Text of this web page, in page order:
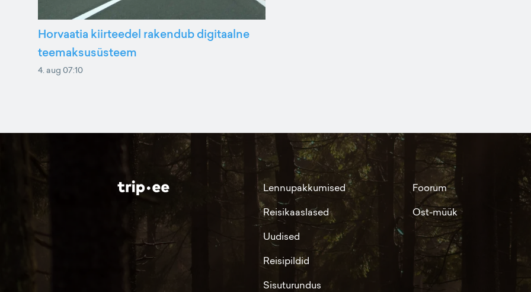
Horvaatia kiirteedel rakendub digitaalne
teemaksusüsteem
4. aug 07:10
Lennupakkumised
Reisikaaslased
Uudised
Reisipildid
Sisuturundus
Foorum
Ost-müük